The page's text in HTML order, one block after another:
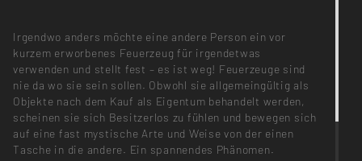
Irgendwo anders möchte eine andere Person ein vor
kurzem erworbenes Feuerzeug für irgendetwas
verwenden und stellt fest – es ist weg! Feuerzeuge sind
nie da wo sie sein sollen. Obwohl sie allgemeingültig als
Objekte nach dem Kauf als Eigentum behandelt werden,
scheinen sie sich Besitzerlos zu fühlen und bewegen sich
auf eine fast mystische Arte und Weise von der einen
Tasche in die andere. Ein spannendes Phänomen.